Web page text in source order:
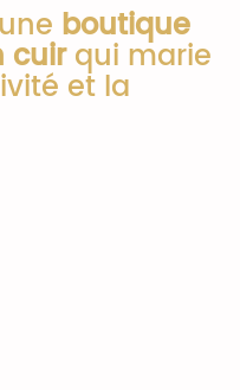
boutique
cuirqui marie
et la